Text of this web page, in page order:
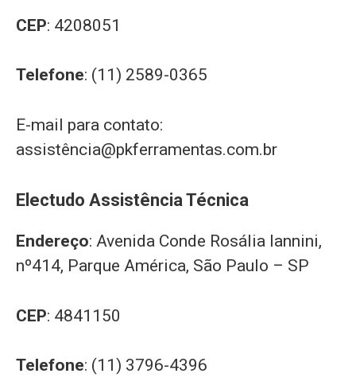
CEP: 4208051
Telefone: (11) 2589-0365
E-mail para contato:
assistência@pkferramentas.com.br
Electudo Assistência Técnica
Endereço: Avenida Conde Rosália Iannini,
nº414, Parque América, São Paulo – SP
CEP: 4841150
Telefone: (11) 3796-4396